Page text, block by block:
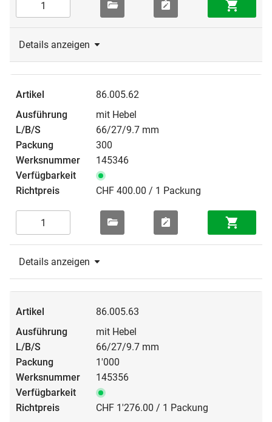
Details anzeigen
86.005.62
mit Hebel
66/27/9.7 mm
300
145346
CHF 400.00 / 1 Packung
Details anzeigen
86.005.63
mit Hebel
66/27/9.7 mm
1'000
145356
CHF 1'276.00 / 1 Packung